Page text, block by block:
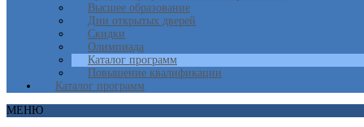
Высшее образование
Дни открытых дверей
Скидки
Олимпиада
Каталог программ
Повышение квалификации
Каталог программ
МЕНЮ